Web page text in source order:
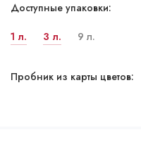
Доступные упаковки:
1 л. 3 л. 9 л.
Пробник из карты цветов: